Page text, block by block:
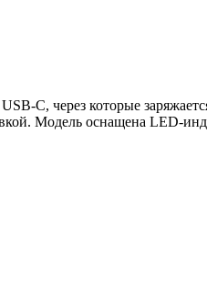
C, через которые
Модель оснащена LED-